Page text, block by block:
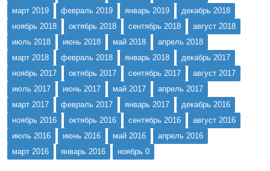
март 2019
февраль 2019 январь 2019
декабрь 2018
ноябрь 2018
октябрь 2018 сентябрь 2018
август 2018
июль 2018
июнь 2018 май 2018
апрель 2018
март 2018
февраль 2018 январь 2018
декабрь 2017
ноябрь 2017
октябрь 2017 сентябрь 2017
август 2017
июль 2017
июнь 2017 май 2017
апрель 2017
март 2017
февраль 2017 январь 2017
декабрь 2016
ноябрь 2016
октябрь 2016 сентябрь 2016
август 2016
июль 2016
июнь 2016 май 2016
апрель 2016
март 2016
январь 2016 ноябрь 0